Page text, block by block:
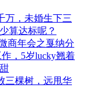
万，未婚生下三
算达标呢？
商年会之戛纳分
，5岁lucky翘着
三棵树，远甩华